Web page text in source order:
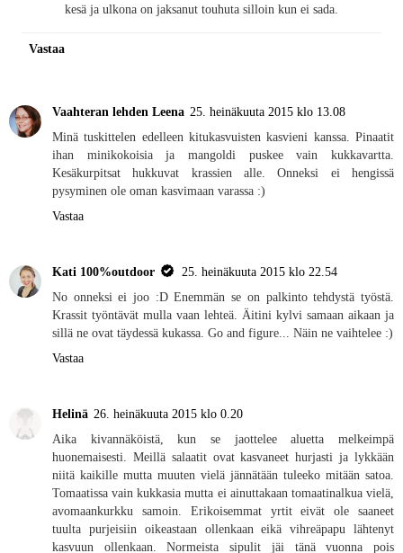
kesä ja ulkona on jaksanut touhuta silloin kun ei sada.
Vastaa
Vaahteran lehden Leena 25. heinäkuuta 2015 klo 13.08
Minä tuskittelen edelleen kitukasvuisten kasvieni kanssa. Pinaatit
ihan minikokoisia ja mangoldi puskee vain kukkavartta.
Kesäkurpitsat hukkuvat krassien alle. Onneksi ei hengissä
pysyminen ole oman kasvimaan varassa :)
Vastaa
Kati 100%outdoor
25. heinäkuuta 2015 klo 22.54
No onneksi ei joo :D Enemmän se on palkinto tehdystä työstä.
Krassit työntävät mulla vaan lehteä. Äitini kylvi samaan aikaan ja
sillä ne ovat täydessä kukassa. Go and figure... Näin ne vaihtelee :)
Vastaa
Helinä 26. heinäkuuta 2015 klo 0.20
Aika kivannäköistä, kun se jaottelee aluetta melkeimpä
huonemaisesti. Meillä salaatit ovat kasvaneet hurjasti ja lykkään
niitä kaikille mutta muuten vielä jännätään tuleeko mitään satoa.
Tomaatissa vain kukkasia mutta ei ainuttakaan tomaatinalkua vielä,
avomaankurkku samoin. Erikoisemmat yrtit eivät ole saaneet
tuulta purjeisiin oikeastaan ollenkaan eikä vihreäpapu lähtenyt
kasvuun ollenkaan. Normeista sipulit jäi tänä vuonna pois